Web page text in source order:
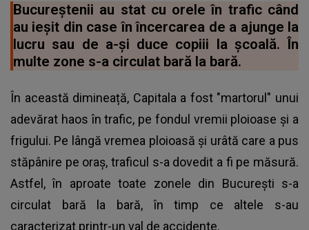
Bucureştenii au stat cu orele în trafic când
au ieşit din case în încercarea de a ajunge la
lucru sau de a-şi duce copiii la şcoală. În
multe zone s-a circulat bară la bară.
În această dimineață, Capitala a fost "martorul" unui
adevărat haos în trafic, pe fondul vremii ploioase și a
frigului. Pe lângă vremea ploioasă și urâtă care a pus
stăpânire pe oraș, traficul s-a dovedit a fi pe măsură.
Astfel, în aproate toate zonele din București s-a
circulat bară la bară, în timp ce altele s-au
caracterizat printr-un val de accidente.